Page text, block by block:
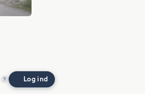
? Log ind